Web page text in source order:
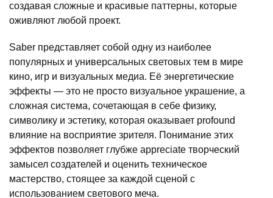
создавая сложные и красивые паттерны, которые
оживляют любой проект.
Saber представляет собой одну из наиболее
популярных и универсальных световых тем в мире
кино, игр и визуальных медиа. Её энергетические
эффекты — это не просто визуальное украшение, а
сложная система, сочетающая в себе физику,
символику и эстетику, которая оказывает profound
влияние на восприятие зрителя. Понимание этих
эффектов позволяет глубже appreciate творческий
замысел создателей и оценить техническое
мастерство, стоящее за каждой сценой с
использованием светового меча.